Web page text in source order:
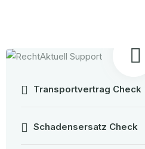
Transportvertrag Check
Schadensersatz Check